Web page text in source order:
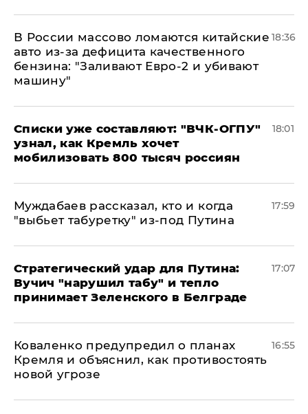
В России массово ломаются китайские
авто из-за дефицита качественного
бензина: "Заливают Евро-2 и убивают
машину"
18:36
Списки уже составляют: "ВЧК-ОГПУ"
узнал, как Кремль хочет
мобилизовать 800 тысяч россиян
18:01
Муждабаев рассказал, кто и когда
"выбьет табуретку" из-под Путина
17:59
Стратегический удар для Путина:
Вучич "нарушил табу" и тепло
принимает Зеленского в Белграде
17:07
Коваленко предупредил о планах
Кремля и объяснил, как противостоять
новой угрозе
16:55